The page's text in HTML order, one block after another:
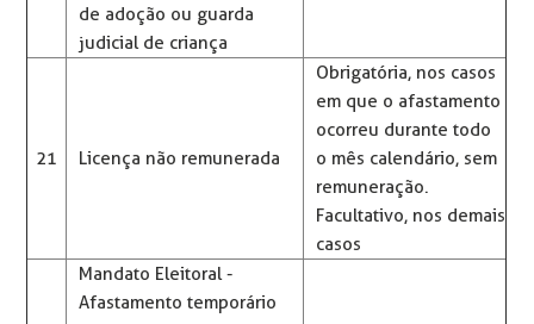
de adoção ou guarda
judicial de criança
21 Licença não remunerada
Obrigatória, nos casos
em que o afastamento
ocorreu durante todo
o mês calendário, sem
remuneração.
Facultativo, nos demais
casos
Mandato Eleitoral -
Afastamento temporário